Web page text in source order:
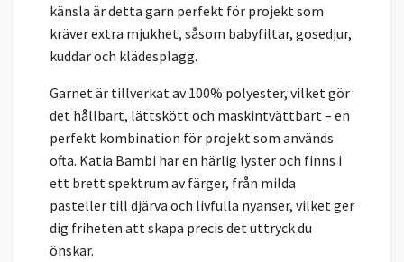
känsla är detta garn perfekt för projekt som
kräver extra mjukhet, såsom babyfiltar, gosedjur,
kuddar och klädesplagg.
Garnet är tillverkat av 100% polyester, vilket gör
det hållbart, lättskött och maskintvättbart – en
perfekt kombination för projekt som används
ofta. Katia Bambi har en härlig lyster och finns i
ett brett spektrum av färger, från milda
pasteller till djärva och livfulla nyanser, vilket ger
dig friheten att skapa precis det uttryck du
önskar.